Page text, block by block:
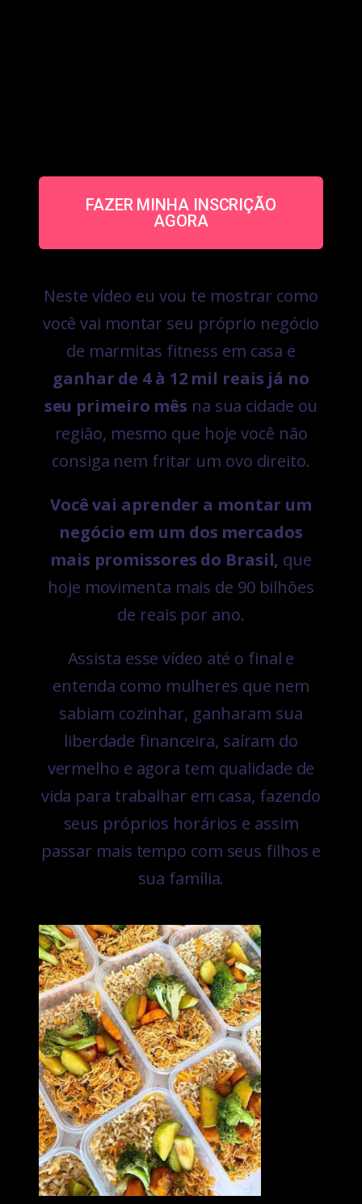
FAZER MINHA INSCRIÇÃO
AGORA
Neste vídeo eu vou te mostrar como
você vai montar seu próprio negócio
de marmitas fitness em casa e
ganhar de 4 à 12 mil reais já no
seu primeiro mês na sua cidade ou
região, mesmo que hoje você não
consiga nem fritar um ovo direito.
Você vai aprender a montar um
negócio em um dos mercados
mais promissores do Brasil, que
hoje movimenta mais de 90 bilhões
de reais por ano.
Assista esse vídeo até o final e
entenda como mulheres que nem
sabiam cozinhar, ganharam sua
liberdade financeira, saíram do
vermelho e agora tem qualidade de
vida para trabalhar em casa, fazendo
seus próprios horários e assim
passar mais tempo com seus filhos e
sua família.